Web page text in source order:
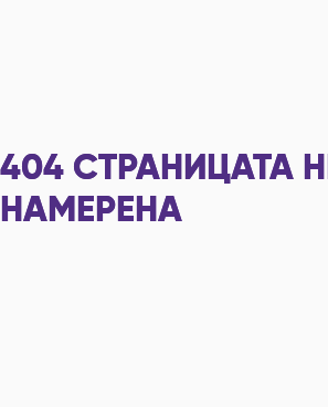
404 СТРАНИЦАТА
НАМЕРЕНА